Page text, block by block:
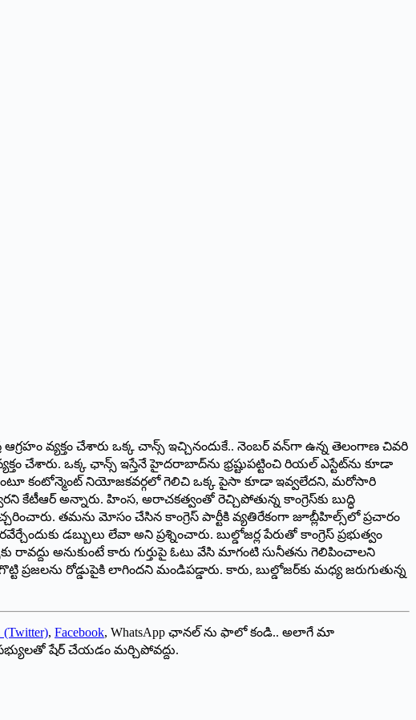
వ్యక్తం చేశారు ఒక్క చాన్స్‌ ఇచ్చినందుకే.. నెంబర్‌ వన్‌గా ఉన్న తెలంగాణ చివరి
చేశారు. ఒక్క ఛాన్స్‌ ఇస్తేనే హైదరాబాద్‌ను భ్రష్టుపట్టించి రియల్‌ ఎస్టేట్‌ను కూడా
అంటూ కంటోన్మెంట్‌ నియోజకవర్గలో గెలిచి ఒక్క పైసా కూడా ఇవ్వలేదని, మరోసారి
కేటీఆర్‌ అన్నారు. హింస, అరాచకత్వంతో రెచ్చిపోతున్న కాంగ్రెస్‌కు బుద్ధి
తమను మోసం చేసిన కాంగ్రెస్‌ పార్టీకి వ్యతిరేకంగా జూబ్లీహిల్స్‌లో ప్రచారం
డబ్బులు లేవా అని ప్రశ్నించారు. బుల్డోజర్ల పేరుతో కాంగ్రెస్‌ ప్రభుత్వం
రావద్దు అనుకుంటే కారు గుర్తుపై ఓటు వేసి మాగంటి సునీతను గెలిపించాలని
రోడ్డుపైకి లాగిందని మండిపడ్డారు. కారు, బుల్డోజర్‌కు మధ్య జరుగుతున్న
(Twitter), Facebook, WhatsApp ఛానల్ ను ఫాలో కండి.. అలాగే మా
షేర్ చేయడం మర్చిపోవద్దు.